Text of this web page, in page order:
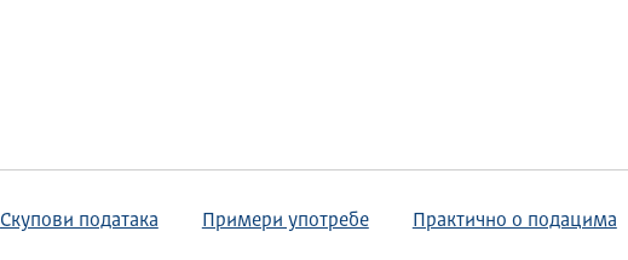
Скупови података Примери употребе Практично о подацима